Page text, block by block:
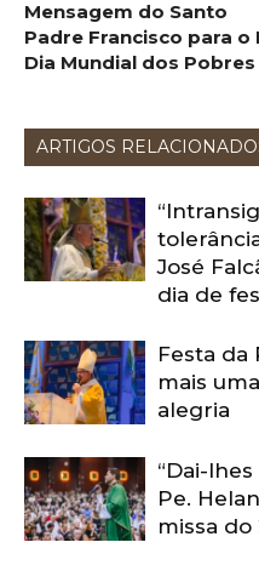
Mensagem do Santo
Padre Francisco para o I
Dia Mundial dos Pobres
ARTIGOS
José
dia de
Festa da
mais
alegria
“Dai-
Pe.
missa do